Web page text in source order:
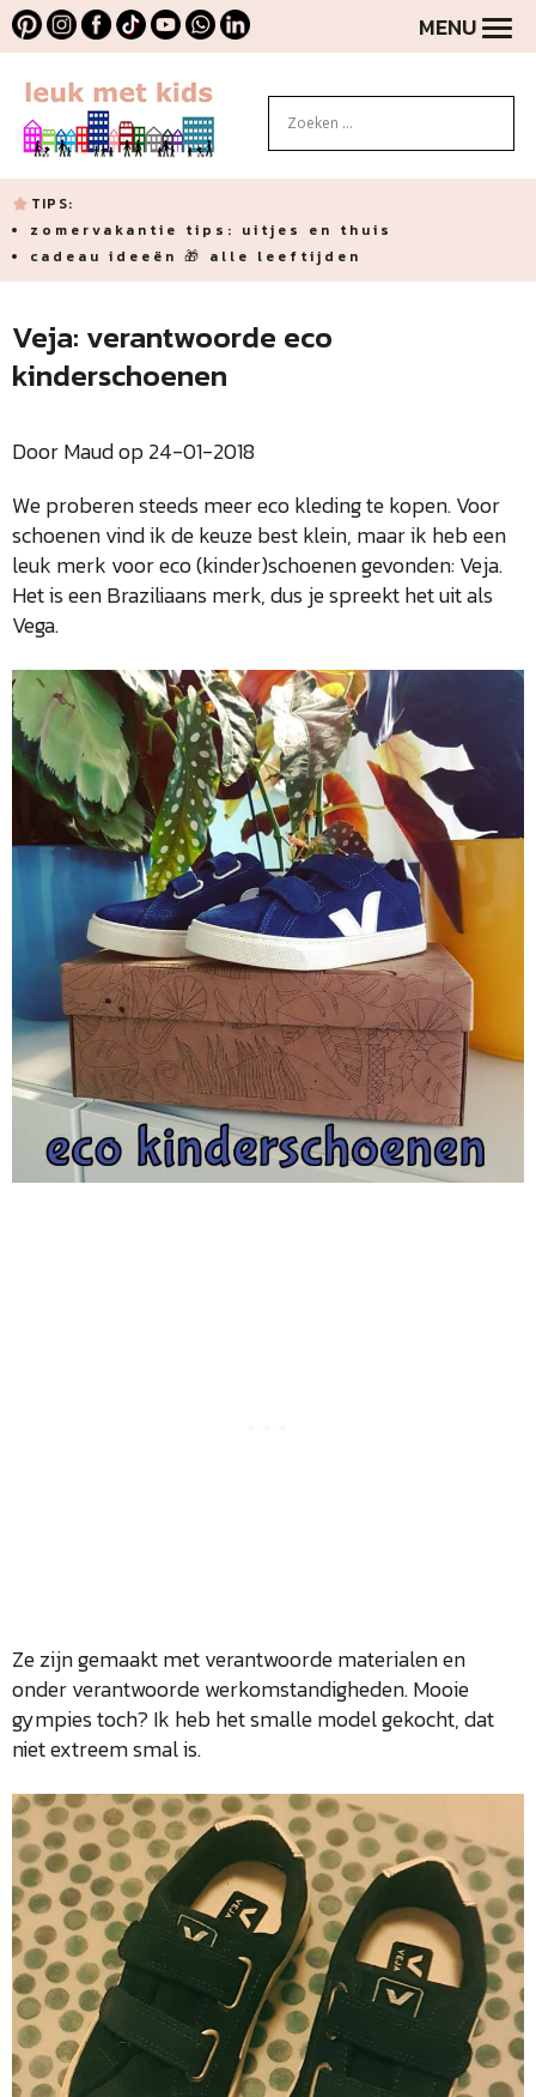
MENU
TIPS:
zomervakantie tips: uitjes en thuis
cadeau ideeën 🎁 alle leeftijden
Veja: verantwoorde eco
kinderschoenen
Door Maud op 24-01-2018
We proberen steeds meer eco kleding te kopen. Voor
schoenen vind ik de keuze best klein, maar ik heb een
leuk merk voor eco (kinder)schoenen gevonden: Veja.
Het is een Braziliaans merk, dus je spreekt het uit als
Vega.
Ze zijn gemaakt met verantwoorde materialen en
onder verantwoorde werkomstandigheden. Mooie
gympies toch? Ik heb het smalle model gekocht, dat
niet extreem smal is.